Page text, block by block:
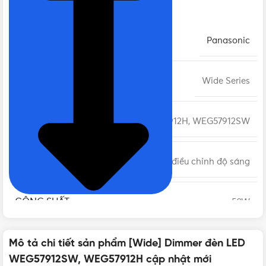
Panasonic
Wide Series
MÃ SẢN PHẨM WEG57912H, WEG57912SW
TÍNH NĂNG Có chức năng điều chỉnh độ sáng
CÔNG SUẤT 50W
MÀU SẮC Màu đen, Màu trắng
Mô tả chi tiết sản phẩm [Wide] Dimmer đèn LED
WEG57912SW, WEG57912H cập nhật mới